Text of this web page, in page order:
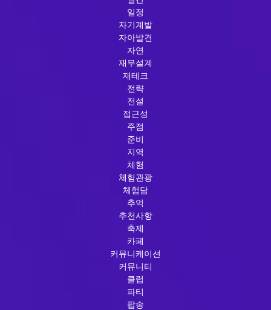
일정
자기계발
자아발견
자연
재무설계
재테크
전략
전설
접근성
주점
준비
지역
체험
체험관광
체험담
추억
추천사항
축제
카페
커뮤니케이션
커뮤니티
클럽
파티
팝송